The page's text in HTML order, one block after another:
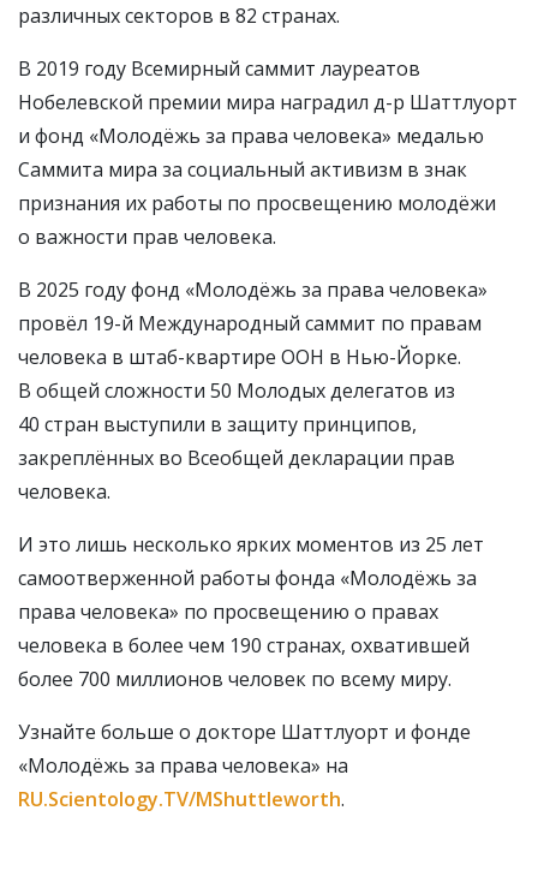
различных секторов в 82 странах.
В 2019 году Всемирный саммит лауреатов
Нобелевской премии мира наградил д-р Шаттлуорт
и фонд «Молодёжь за права человека» медалью
Саммита мира за социальный активизм в знак
признания их работы по просвещению молодёжи
о важности прав человека.
В 2025 году фонд «Молодёжь за права человека»
провёл 19-й Международный саммит по правам
человека в штаб-квартире ООН в Нью-Йорке.
В общей сложности 50 Молодых делегатов из
40 стран выступили в защиту принципов,
закреплённых во Всеобщей декларации прав
человека.
И это лишь несколько ярких моментов из 25 лет
самоотверженной работы фонда «Молодёжь за
права человека» по просвещению о правах
человека в более чем 190 странах, охватившей
более 700 миллионов человек по всему миру.
Узнайте больше о докторе Шаттлуорт и фонде
«Молодёжь за права человека» на
RU.Scientology.TV/MShuttleworth.